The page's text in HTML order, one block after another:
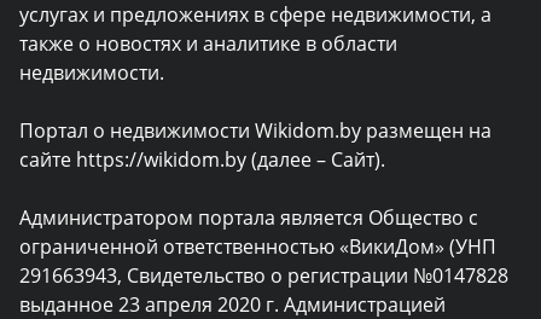
услугах и предложениях в сфере недвижимости, а
также о новостях и аналитике в области
недвижимости.
Портал о недвижимости Wikidom.by размещен на
сайте https://wikidom.by (далее – Сайт).
Администратором портала является Общество с
ограниченной ответственностью «ВикиДом» (УНП
291663943, Свидетельство о регистрации №0147828
выданное 23 апреля 2020 г. Администрацией